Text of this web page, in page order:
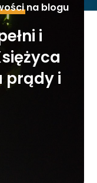
na blogu
i
prądy i